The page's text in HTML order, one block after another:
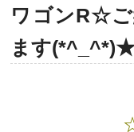
ワゴンR☆
ます